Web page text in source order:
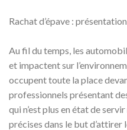
Rachat d’épave : présentation
Au fil du temps, les
et impactent sur
occupent toute la place
professionnels présentant
qui n’est plus en état de
précises dans le but d’attirer